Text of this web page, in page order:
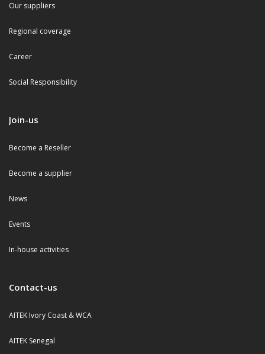
Our suppliers
Regional coverage
Career
Social Responsibility
Join-us
Become a Reseller
Become a supplier
News
Events
In-house activities
Contact-us
AITEK Ivory Coast & WCA
AITEK Senegal